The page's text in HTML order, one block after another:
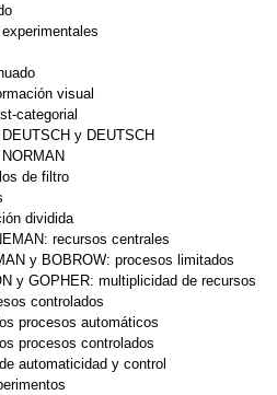
visual
categorial
y DEUTSCH
de filtro
dividida
recursos centrales
y BOBROW: procesos limitados
y GOPHER: multiplicidad de recursos
controlados
procesos automáticos
procesos controlados
automaticidad y control